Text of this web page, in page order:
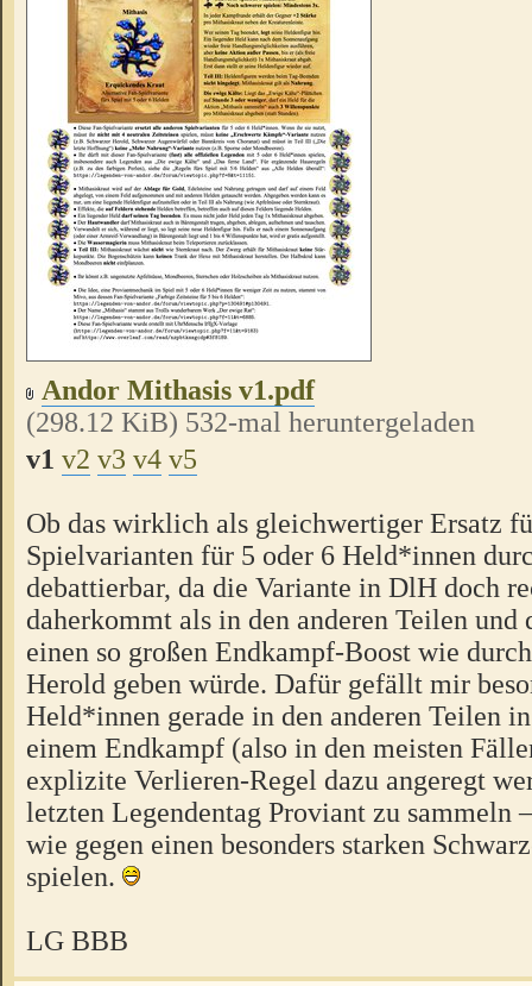
Andor Mithasis v1.pdf
(298.12 KiB) 532-mal heruntergeladen
v1 v2 v3 v4 v5
Ob das wirklich als gleichwertiger Ersatz
Spielvarianten für 5 oder 6 Held*innen
debattierbar, da die Variante in DlH doch
daherkommt als in den anderen Teilen und
einen so großen Endkampf-Boost wie
Herold geben würde. Dafür gefällt mir
Held*innen gerade in den anderen Teilen
einem Endkampf (also in den meisten
explizite Verlieren-Regel dazu angeregt
letzten Legendentag Proviant zu sammeln
wie gegen einen besonders starken
spielen.
LG BBB